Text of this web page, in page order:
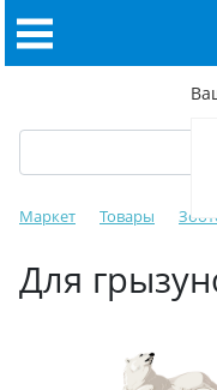
Маркет Товары
Для